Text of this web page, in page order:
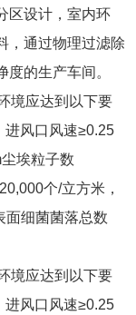
区设计，室内环
，通过物理过滤除
度的生产车间。
境应达到以下要
风口风速≥0.25
埃粒子数
个/立方米，
面细菌菌落总数
境应达到以下要
风口风速≥0.25